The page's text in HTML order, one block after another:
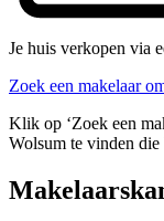
Je huis verkopen via
Zoek een makelaar
Klik op ‘Zoek een
Wolsum te vinden die